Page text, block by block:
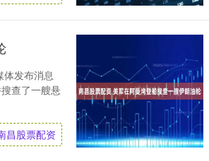
发布消息
查了一艘悬
昌股票配资